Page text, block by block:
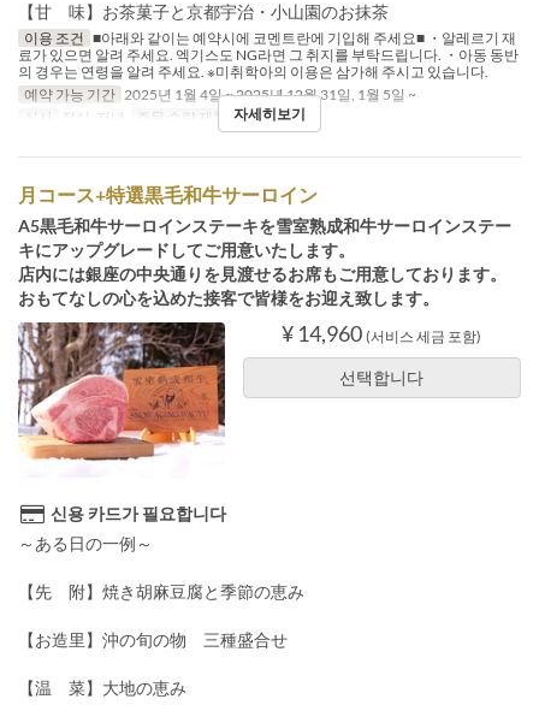
【甘 味】お茶菓子と京都宇治・小山園のお抹茶
이용 조건 ■아래와 같이는 예약시에 코멘트란에 기입해 주세요■ ・알레르기 재
료가 있으면 알려 주세요. 엑기스도 NG라면 그 취지를 부탁드립니다. ・아동 동반
의 경우는 연령을 알려 주세요. ※미취학아의 이용은 삼가해 주시고 있습니다.
예약 가능 기간 2025년 1월 4일 ~ 2025년 12월 31일, 1월 5일 ~
식사
점심, 저녁 주문 수량 제한 1 ~ 8
자세히보기
月コース+特選黒毛和牛サーロイン
A5黒毛和牛サーロインステーキを雪室熟成和牛サーロインステー
キにアップグレードしてご用意いたします。
店内には銀座の中央通りを見渡せるお席もご用意しております。
おもてなしの心を込めた接客で皆様をお迎え致します。
¥ 14,960 (서비스 세금 포함)
선택합니다
신용 카드가 필요합니다
～ある日の一例～
【先 附】焼き胡麻豆腐と季節の恵み
【お造里】沖の旬の物 三種盛合せ
【温 菜】大地の恵み